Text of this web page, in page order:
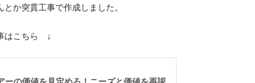
か突貫工事で作成しました。
はこちら ↓